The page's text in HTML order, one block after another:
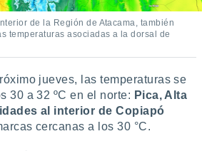
de la Región de Atacama, también
temperaturas asociadas a la dorsal de
jueves, las temperaturas se
30 a 32 ºC en el norte: Pica, Alta
al interior de Copiapó
cercanas a los 30 °C.